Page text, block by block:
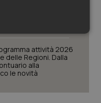
Collo
e obesità e cala
il Rapporto
attività 2026
delle Regioni. Dalla
alla
le novità
Marketing